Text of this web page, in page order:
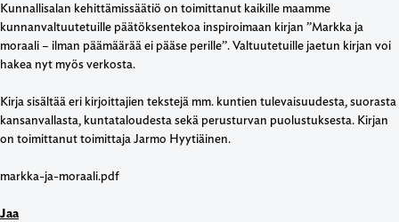
Kunnallisalan kehittämissäätiö on toimittanut kaikille maamme
kunnanvaltuutetuille päätöksentekoa inspiroimaan kirjan ”Markka ja
moraali – ilman päämäärää ei pääse perille”. Valtuutetuille jaetun kirjan voi
hakea nyt myös verkosta.
Kirja sisältää eri kirjoittajien tekstejä mm. kuntien tulevaisuudesta, suorasta
kansanvallasta, kuntataloudesta sekä perusturvan puolustuksesta. Kirjan
on toimittanut toimittaja Jarmo Hyytiäinen.
markka-ja-moraali.pdf
Jaa